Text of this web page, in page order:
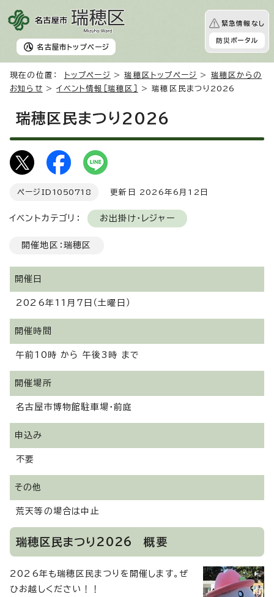
名古屋市 トップページ
緊急情報なし
防災ポータル
現在の位置： トップページ >瑞穂区トップページ > 瑞穂区からの
お知らせ >イベント情報［瑞穂区］ > 瑞穂区民まつり2026
瑞穂区民まつり2026
ページID 1050718 更新日 2026年6月12日
イベントカテゴリ： お出掛け・レジャー
開催地区：瑞穂区
開催日
2026年11月7日（土曜日）
開催時間
午前10時 から 午後3時 まで
開催場所
名古屋市博物館駐車場・前庭
申込み
不要
その他
荒天等の場合は中止
瑞穂区民まつり2026 概要
2026年も瑞穂区民まつりを開催します。ぜ
ひお越しください！！